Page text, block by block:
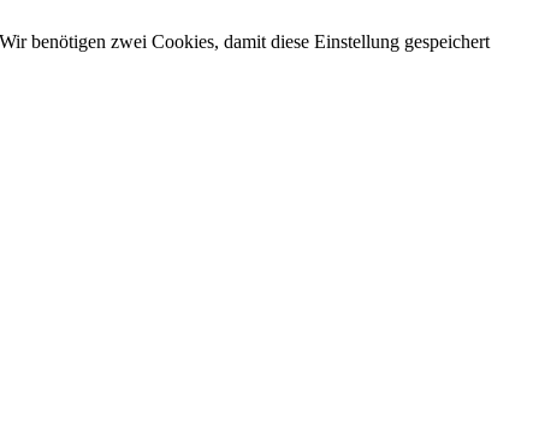
benötigen zwei Cookies, damit diese Einstellung gespeichert